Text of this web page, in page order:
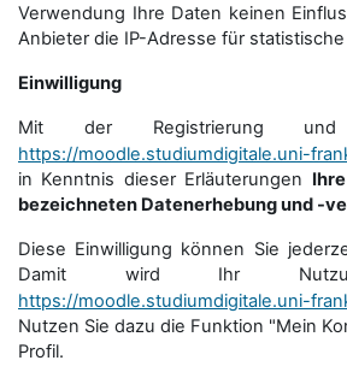
Verwendung Ihre Daten keinen
Anbieter die IP-Adresse für
Einwilligung
Mit der Registrierung
https://moodle.studiumdigitale.uni-
in Kenntnis dieser Erläuterungen
bezeichneten Datenerhebung und -
Diese Einwilligung können Sie
Damit wird Ihr
https://moodle.studiumdigitale.uni-
Nutzen Sie dazu die Funktion "Mein
Profil.